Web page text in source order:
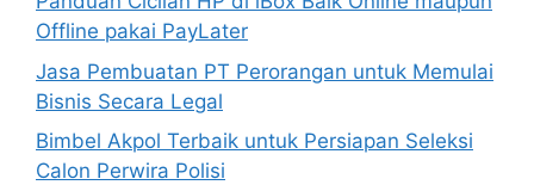
Offline pakai PayLater
Jasa Pembuatan PT Perorangan untuk Memulai
Bisnis Secara Legal
Bimbel Akpol Terbaik untuk Persiapan Seleksi
Calon Perwira Polisi